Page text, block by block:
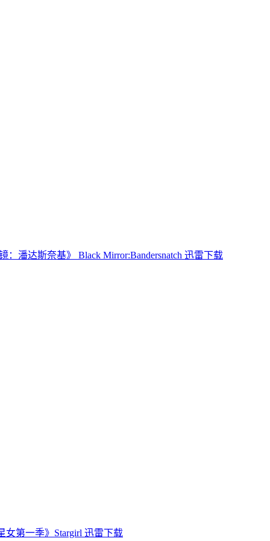
：潘达斯奈基》 Black Mirror:Bandersnatch 迅雷下载
女第一季》Stargirl 迅雷下载